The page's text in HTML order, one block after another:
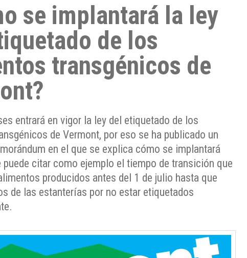
se implantará la ley
de los
transgénicos de
entrará en vigor la ley del etiquetado de los
de Vermont, por eso se ha publicado un
en el que se explica cómo se implantará
puede citar como ejemplo el tiempo de transición que
producidos antes del 1 de julio hasta que
de las estanterías por no estar etiquetados